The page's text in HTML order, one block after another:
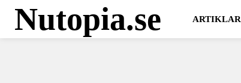
Nutopia.se ARTIKLAR